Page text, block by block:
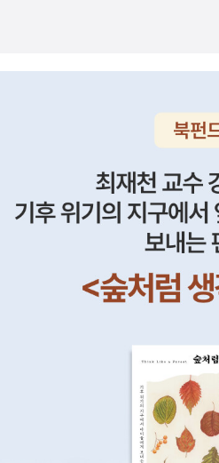
한 발음 가르치려고 너무 노력하지마
요^^처음부터 너무 완벽을 바라고 주
있어요ㅠㅠ영어가 싫어지면 안되니
면 자주 놓치는 부분인데요너무 욕심
*이제 책 내부를 보여드릴게요^^Unit
는 단어들이 나와요^^한번씩 살펴보
^Unit 하나가 하루치가 아니고 Unit
ㅋㅋㅋㅋ슬며시올라오는 엄마욕심
가 하루치에요^^보시면 아시겠지만
시하고 그럼 끝나요첫째도 파닉스학
기가 좀 있는걸 해서그런가 아이가
본음가할때는 비교적 수월하게 했는